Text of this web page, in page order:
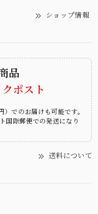
ショップ情報
品
ポスト
でのお届けも可能です。
国際郵便での発送になり
送料について